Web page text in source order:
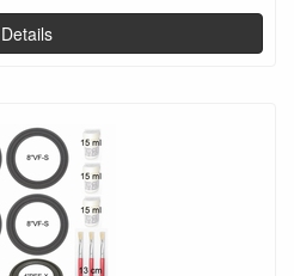
Details